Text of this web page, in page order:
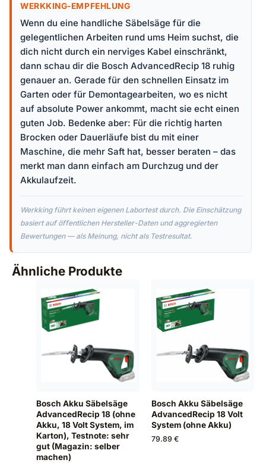
WERKKING-EMPFEHLUNG
Wenn du eine handliche Säbelsäge für die
gelegentlichen Arbeiten rund ums Heim suchst, die
dich nicht durch ein nerviges Kabel einschränkt,
dann schau dir die Bosch AdvancedRecip 18 ruhig
genauer an. Gerade für den schnellen Einsatz im
Garten oder für Demontagearbeiten, wo es nicht
auf absolute Power ankommt, macht sie echt einen
guten Job. Bedenke aber: Für die richtig harten
Brocken oder Dauerläufe bist du mit einer
Maschine, die mehr Saft hat, besser beraten – das
merkt man dann einfach am Durchzug und der
Akkulaufzeit.
Werkking führt keinen eigenen Labortest durch. Die Einschätzung
basiert auf öffentlichen Hersteller-Daten und aggregierten
Bewertungen — als Meinung, nicht als Testresultat.
Ähnliche Produkte
Bosch Akku Säbelsäge
AdvancedRecip 18 (ohne
Akku, 18 Volt System, im
Karton), Testnote: sehr
gut (Magazin: selber
machen)
Bosch Akku Säbelsäge
AdvancedRecip 18 Volt
System (ohne Akku)
79.89 €